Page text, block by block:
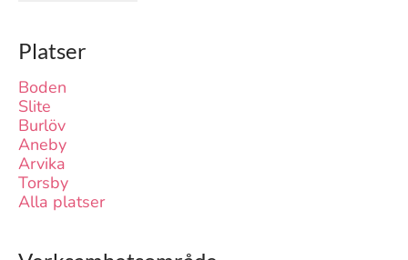
Platser
Boden
Slite
Burlöv
Aneby
Arvika
Torsby
Alla platser